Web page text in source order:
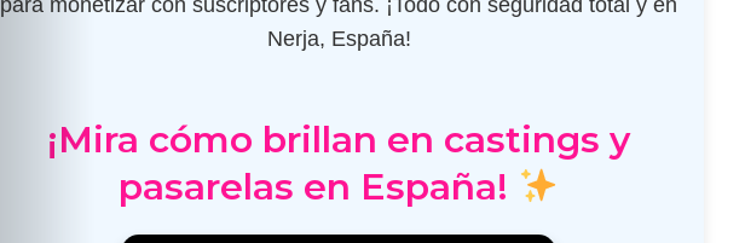
para monetizar con suscriptores y fans. ¡Todo con seguridad total y en
Nerja, España!
¡Mira cómo brillan en castings y
pasarelas en España!